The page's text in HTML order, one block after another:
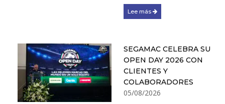
Lee más
SEGAMAC CELEBRA SU
OPEN DAY 2026 CON
CLIENTES Y
COLABORADORES
05/08/2026